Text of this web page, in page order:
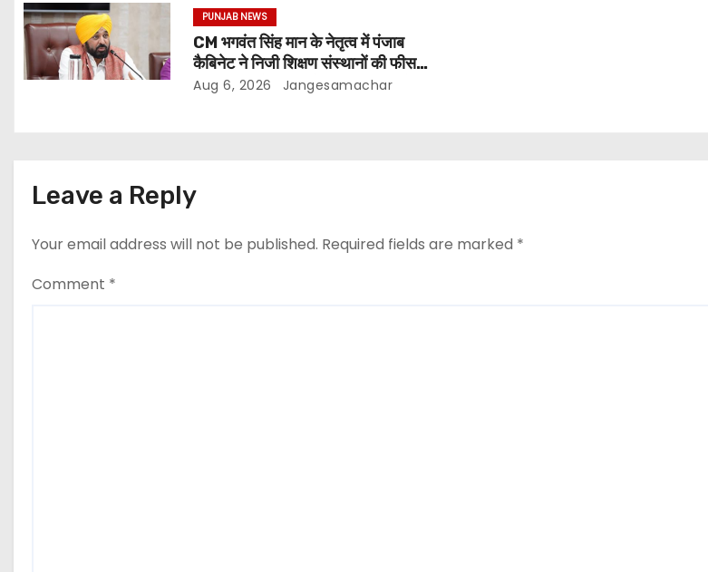
PUNJAB NEWS
CM भगवंत सिंह मान के नेतृत्व में पंजाब
कैबिनेट ने निजी शिक्षण संस्थानों की फीस
नियमन (संशोधन) विधेयक-2026 को
Aug 6, 2026 Jangesamachar
Leave a Reply
Your email address will not be published. Required fields are marked *
Comment *